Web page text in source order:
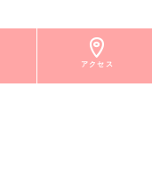
アクセス